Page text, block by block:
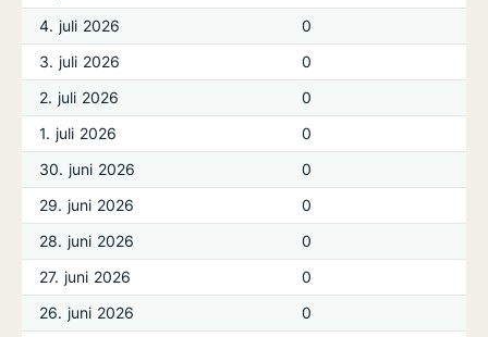
4. juli 2026
0
3. juli 2026
0
2. juli 2026
0
1. juli 2026
0
30. juni 2026
0
29. juni 2026
0
28. juni 2026
0
27. juni 2026
0
26. juni 2026
0